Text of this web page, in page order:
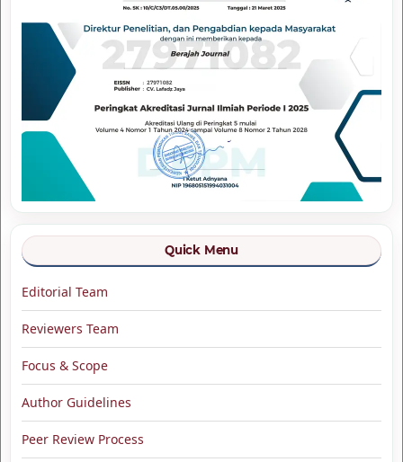
Quick Menu
Editorial Team
Reviewers Team
Focus & Scope
Author Guidelines
Peer Review Process